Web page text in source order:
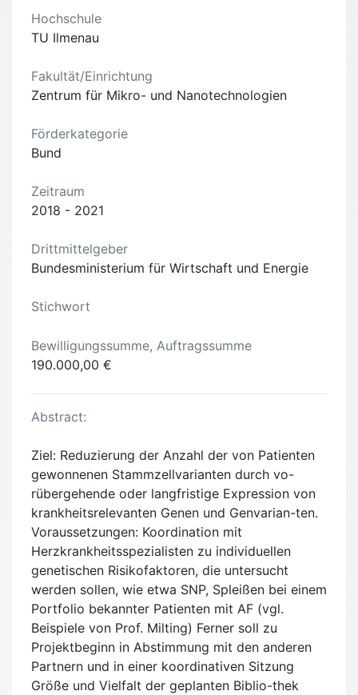
Hochschule
TU Ilmenau
Fakultät/Einrichtung
Zentrum für Mikro- und Nanotechnologien
Förderkategorie
Bund
Zeitraum
2018 - 2021
Drittmittelgeber
Bundesministerium für Wirtschaft und Energie
Stichwort
Bewilligungssumme, Auftragssumme
190.000,00 €
Abstract:
Ziel: Reduzierung der Anzahl der von Patienten
gewonnenen Stammzellvarianten durch vo-
rübergehende oder langfristige Expression von
krankheitsrelevanten Genen und Genvarian-ten.
Voraussetzungen: Koordination mit
Herzkrankheitsspezialisten zu individuellen
genetischen Risikofaktoren, die untersucht
werden sollen, wie etwa SNP, Spleißen bei einem
Portfolio bekannter Patienten mit AF (vgl.
Beispiele von Prof. Milting) Ferner soll zu
Projektbeginn in Abstimmung mit den anderen
Partnern und in einer koordinativen Sitzung
Größe und Vielfalt der geplanten Biblio-thek